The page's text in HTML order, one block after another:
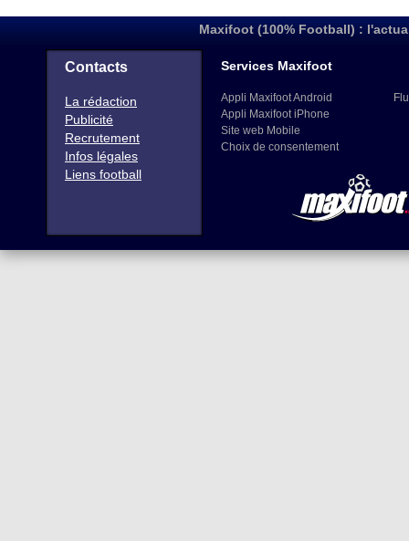
Maxifoot (100% Football) :
Contacts
La rédaction
Publicité
Recrutement
Infos légales
Liens football
Services Maxifoot
Appli Maxifoot Android
Appli Maxifoot iPhone
Site web Mobile
Choix de consentement